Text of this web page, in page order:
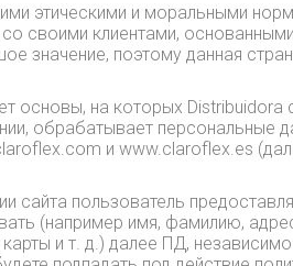
этическими и моральными
своими клиентами,
значение, поэтому данная
на которых Distribuidora
обрабатывает персональные
и www.claroflex.es
сайта пользователь
(например имя, фамилию,
и т. д.) далее ПД,